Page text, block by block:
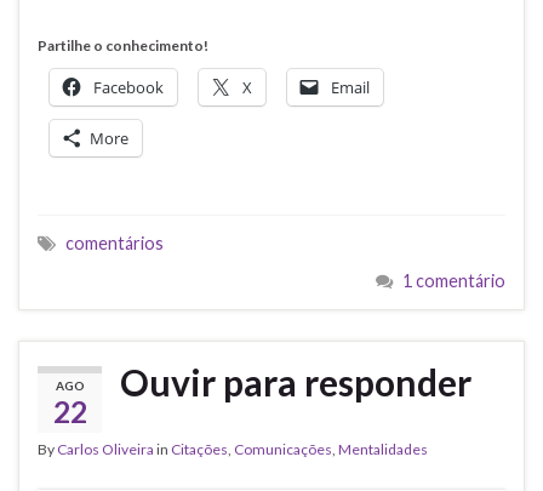
Partilhe o conhecimento!
Facebook X Email
More
comentários
1 comentário
AGO
22
Ouvir para responder
By Carlos Oliveira in Citações, Comunicações, Mentalidades